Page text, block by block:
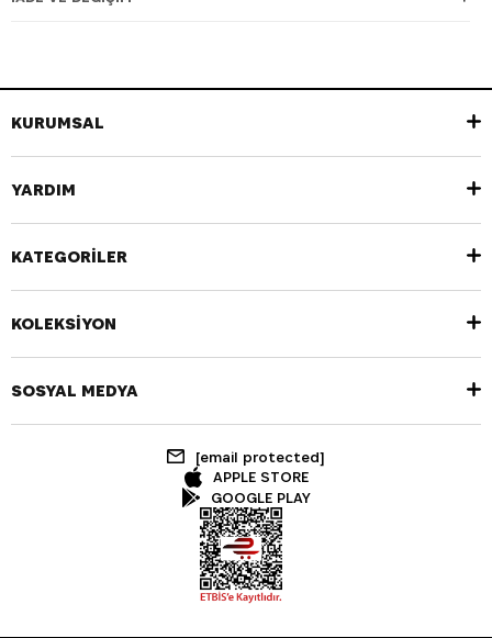
KURUMSAL
YARDIM
KATEGORİLER
KOLEKSİYON
SOSYAL MEDYA
[email protected]
APPLE STORE
GOOGLE PLAY